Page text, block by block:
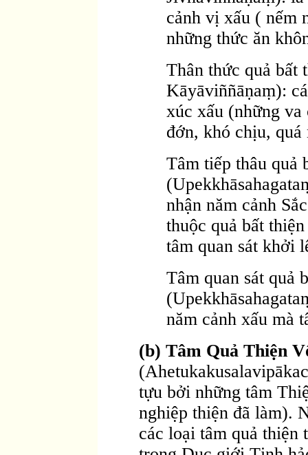
cảnh vị xấu ( nếm
những thức ăn
Thân thức quả bất
Kāyāviññāṇaṃ):
xúc xấu (những va
đớn, khó chịu,
Tâm tiếp thâu quả
nhận năm cảnh
thuộc quả bất
tâm quan sát khởi
Tâm quan sát quả
năm cảnh xấu mà
(b) Tâm Quả Thiện
tựu bởi những tâm
nghiệp thiện đã làm).
các loại tâm quả